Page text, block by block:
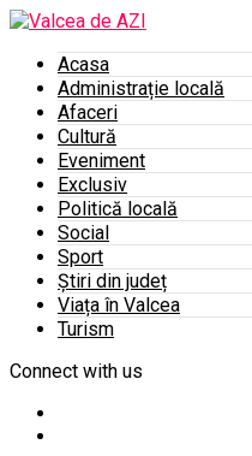
Acasa
Administrație locală
Afaceri
Cultură
Eveniment
Exclusiv
Politică locală
Social
Sport
Știri din județ
Viața în Valcea
Turism
Connect with us